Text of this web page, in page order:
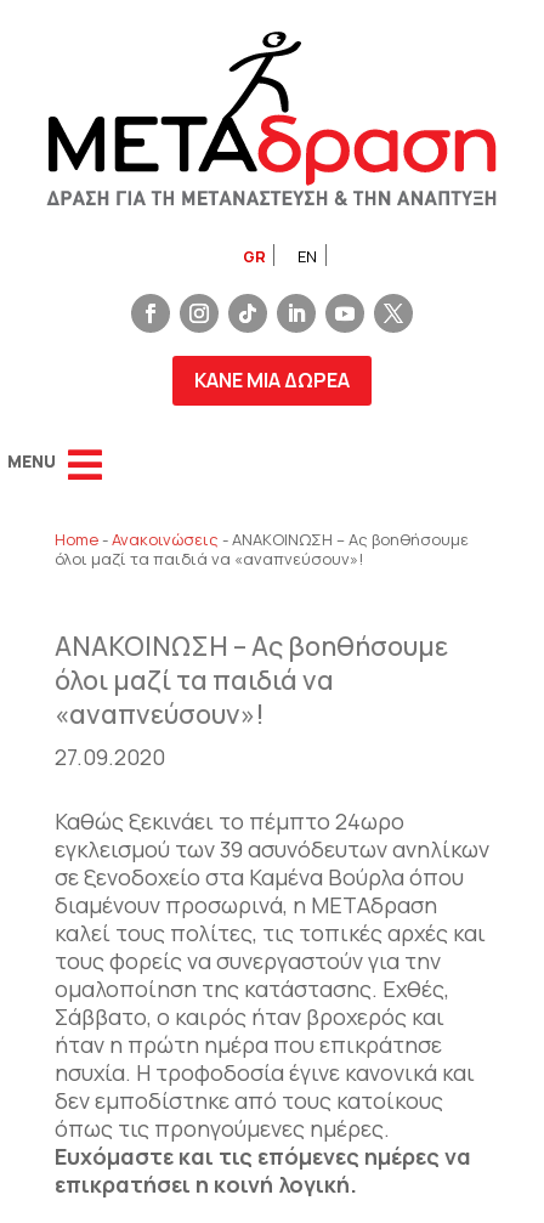
GR EN
ΚΑΝΕ ΜΙΑ ΔΩΡΕΑ
Home-Ανακοινώσεις -ΑΝΑΚΟΙΝΩΣΗ – Ας βοηθήσουμε
όλοι μαζί τα παιδιά να «αναπνεύσουν»!
ΑΝΑΚΟΙΝΩΣΗ – Ας βοηθήσουμε
όλοι μαζί τα παιδιά να
«αναπνεύσουν»!
27.09.2020
Καθώς ξεκινάει το πέμπτο 24ωρο
εγκλεισμού των 39 ασυνόδευτων ανηλίκων
σε ξενοδοχείο στα Καμένα Βούρλα όπου
διαμένουν προσωρινά, η ΜΕΤΑδραση
καλεί τους πολίτες, τις τοπικές αρχές και
τους φορείς να συνεργαστούν για την
ομαλοποίηση της κατάστασης. Εχθές,
Σάββατο, ο καιρός ήταν βροχερός και
ήταν η πρώτη ημέρα που επικράτησε
ησυχία. Η τροφοδοσία έγινε κανονικά και
δεν εμποδίστηκε από τους κατοίκους
όπως τις προηγούμενες ημέρες.
Ευχόμαστε και τις επόμενες ημέρες να
επικρατήσει η κοινή λογική.